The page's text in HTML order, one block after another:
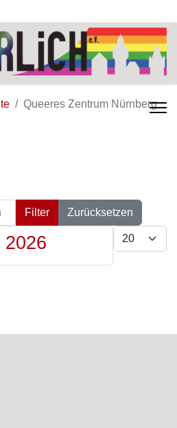
Queeres Zentrum Nürnberg
Filter Zurücksetzen
Anzeige
2026